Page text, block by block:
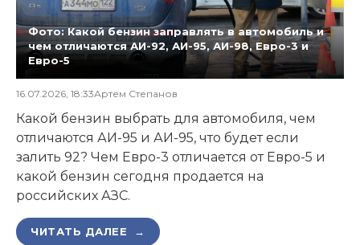
Фото: Какой бензин заправлять в автомобиль и
чем отличаются АИ-92, АИ-95, АИ-98, Евро-3 и
Евро-5
16.07.2026, 18:33Артем Степанов
Какой бензин выбрать для автомобиля, чем
отличаются АИ-95 и АИ-95, что будет если
залить 92? Чем Евро-3 отличается от Евро-5 и
какой бензин сегодня продается на
российских АЗС.
ЧИТАТЬ ДАЛЕЕ →